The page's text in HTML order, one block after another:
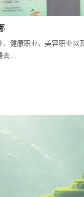
健康职业、美容职业
膏...